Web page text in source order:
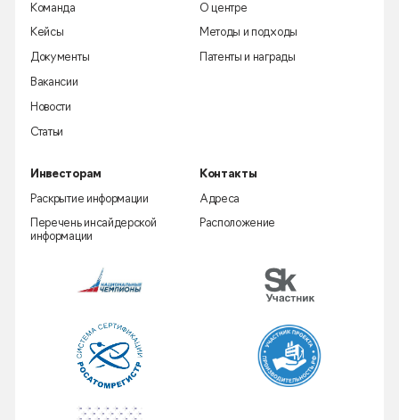
Команда
Кейсы
Документы
Вакансии
Новости
Статьи
О центре
Методы и подходы
Патенты и награды
Инвесторам
Раскрытие информации
Перечень инсайдерской
информации
Контакты
Адреса
Расположение